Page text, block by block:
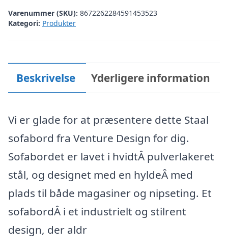
Varenummer (SKU): 8672262284591453523
Kategori: Produkter
Beskrivelse Yderligere information
Vi er glade for at præsentere dette Staal
sofabord fra Venture Design for dig.
Sofabordet er lavet i hvidtÂ pulverlakeret
stål, og designet med en hyldeÂ med
plads til både magasiner og nipseting. Et
sofabordÂ i et industrielt og stilrent
design, der aldr